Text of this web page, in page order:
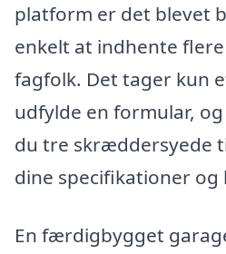
platform er det blevet
enkelt at indhente
fagfolk. Det tager kun
udfylde en formular,
du tre skræddersyede
dine specifikationer og
En færdigbygget